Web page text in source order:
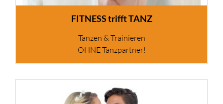
FITNESS trifft TANZ
Tanzen & Trainieren
OHNE Tanzpartner!